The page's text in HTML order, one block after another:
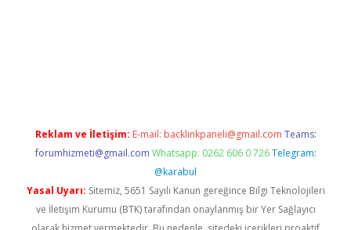
Reklam ve İletişim: E-mail: backlinkpaneli@gmail.com Teams:
forumhizmeti@gmail.com Whatsapp: 0262 606 0 726 Telegram:
@karabul
Yasal Uyarı: Sitemiz, 5651 Sayılı Kanun gereğince Bilgi Teknolojileri
ve İletişim Kurumu (BTK) tarafından onaylanmış bir Yer Sağlayıcı